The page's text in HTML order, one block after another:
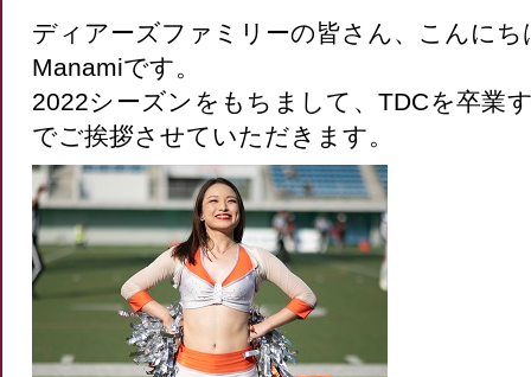
ディアーズファミリーの皆さん、こんにち
Manamiです。
2022シーズンをもちまして、TDCを卒業
でご挨拶させていただきます。